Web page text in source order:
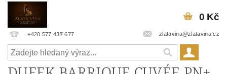
+420 577 437 677 zlatavina@zlatavina.cz
0 Kč